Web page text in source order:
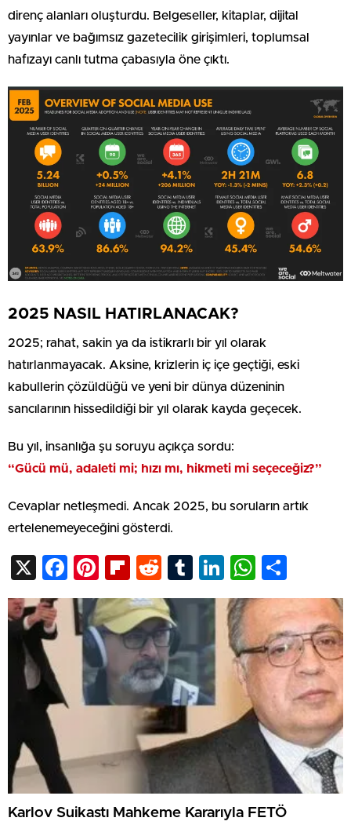
direnç alanları oluşturdu. Belgeseller, kitaplar, dijital
yayınlar ve bağımsız gazetecilik girişimleri, toplumsal
hafızayı canlı tutma çabasıyla öne çıktı.
2025 NASIL HATIRLANACAK?
2025; rahat, sakin ya da istikrarlı bir yıl olarak
hatırlanmayacak. Aksine, krizlerin iç içe geçtiği, eski
kabullerin çözüldüğü ve yeni bir dünya düzeninin
sancılarının hissedildiği bir yıl olarak kayda geçecek.
Bu yıl, insanlığa şu soruyu açıkça sordu:
“Gücü mü, adaleti mi; hızı mı, hikmeti mi seçeceğiz?”
Cevaplar netleşmedi. Ancak 2025, bu soruların artık
ertelenemeyeceğini gösterdi.
X Facebook
Pinterest
Flipboard
RedditTumblr
LinkedIn
Karlov Suikastı Mahkeme Kararıyla FETÖ